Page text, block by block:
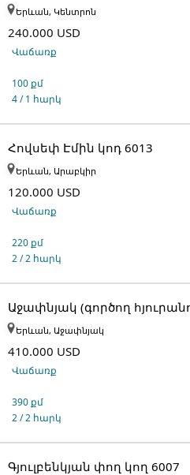
240.000 USD
Վաճառք
100 քմ
4 / 1 հարկ
Երևան, Կենտրոն
Հովսեփ Էմին կոդ 6013
120.000 USD
Վաճառք
220 քմ
2 / 2 հարկ
Երևան, Արաբկիր
Աջափնյակ (գործող
410.000 USD
Վաճառք
390 քմ
2 / 2 հարկ
Երևան, Աջափնյակ
Գյուլբենկյան փող կող 6007